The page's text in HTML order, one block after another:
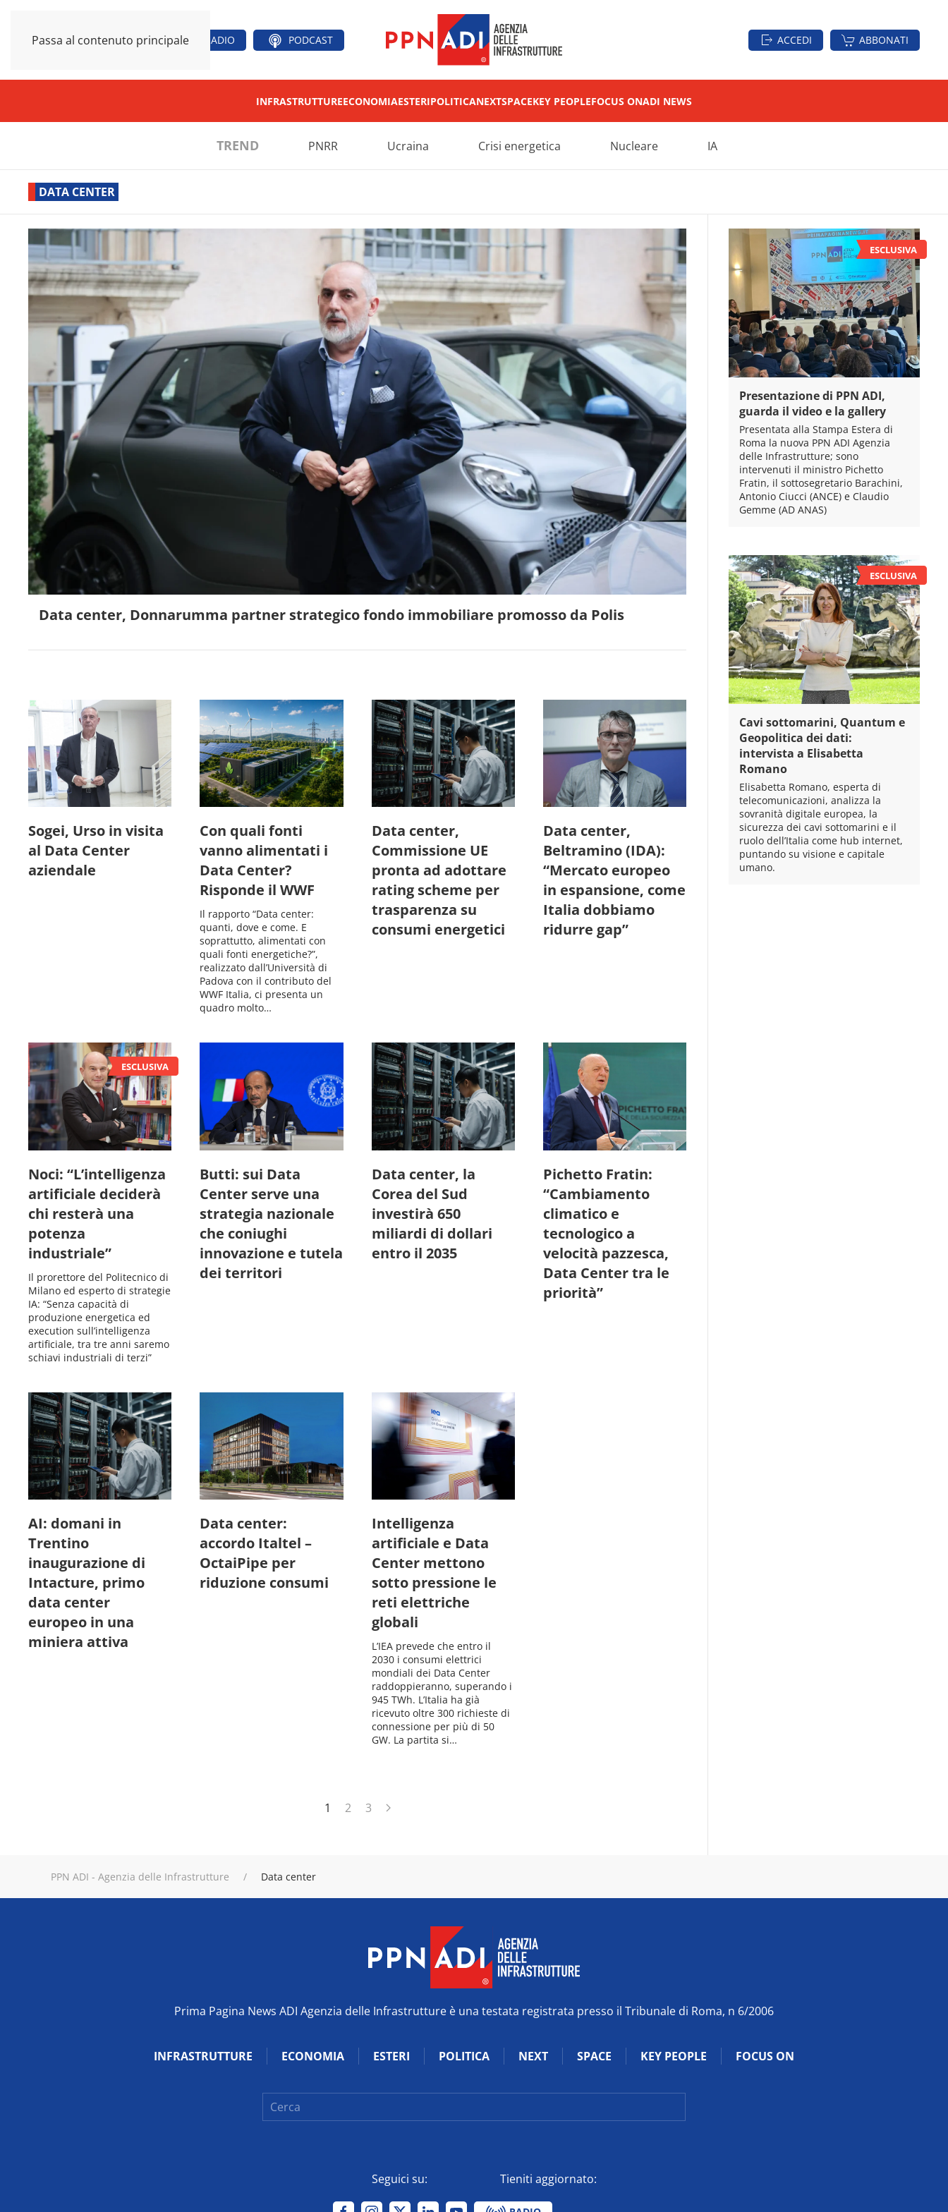
Passa al contenuto principale RADIO PODCAST ACCEDI ABBONATI
INFRASTRUTTUREECONOMIAESTERIPOLITICANEXTSPACEKEY PEOPLEFOCUS ONADI NEWS
TREND PNRR Ucraina Crisi energetica Nucleare IA
DATA CENTER
Data center, Donnarumma partner strategico fondo immobiliare promosso da Polis
Sogei, Urso in visita
al Data Center
aziendale
Con quali fonti
vanno alimentati i
Data Center?
Risponde il WWF
Il rapporto “Data center:
quanti, dove e come. E
soprattutto, alimentati con
quali fonti energetiche?”,
realizzato dall’Università di
Padova con il contributo del
WWF Italia, ci presenta un
quadro molto…
Data center,
Commissione UE
pronta ad adottare
rating scheme per
trasparenza su
consumi energetici
Data center,
Beltramino (IDA):
“Mercato europeo
in espansione, come
Italia dobbiamo
ridurre gap”
Noci: “L’intelligenza
artificiale deciderà
chi resterà una
potenza
industriale”
Il prorettore del Politecnico di
Milano ed esperto di strategie
IA: “Senza capacità di
produzione energetica ed
execution sull’intelligenza
artificiale, tra tre anni saremo
schiavi industriali di terzi”
Butti: sui Data
Center serve una
strategia nazionale
che coniughi
innovazione e tutela
dei territori
Data center, la
Corea del Sud
investirà 650
miliardi di dollari
entro il 2035
Pichetto Fratin:
“Cambiamento
climatico e
tecnologico a
velocità pazzesca,
Data Center tra le
priorità”
AI: domani in
Trentino
inaugurazione di
Intacture, primo
data center
europeo in una
miniera attiva
Data center:
accordo Italtel –
OctaiPipe per
riduzione consumi
Intelligenza
artificiale e Data
Center mettono
sotto pressione le
reti elettriche
globali
L’IEA prevede che entro il
2030 i consumi elettrici
mondiali dei Data Center
raddoppieranno, superando i
945 TWh. L’Italia ha già
ricevuto oltre 300 richieste di
connessione per più di 50
GW. La partita si…
1 2 3
Presentazione di PPN ADI,
guarda il video e la gallery
Presentata alla Stampa Estera di
Roma la nuova PPN ADI Agenzia
delle Infrastrutture; sono
intervenuti il ministro Pichetto
Fratin, il sottosegretario Barachini,
Antonio Ciucci (ANCE) e Claudio
Gemme (AD ANAS)
Cavi sottomarini, Quantum e
Geopolitica dei dati:
intervista a Elisabetta
Romano
Elisabetta Romano, esperta di
telecomunicazioni, analizza la
sovranità digitale europea, la
sicurezza dei cavi sottomarini e il
ruolo dell’Italia come hub internet,
puntando su visione e capitale
umano.
PPN ADI - Agenzia delle Infrastrutture Data center
Prima Pagina News ADI Agenzia delle Infrastrutture è una testata registrata presso il Tribunale di Roma, n 6/2006
INFRASTRUTTURE ECONOMIA ESTERI POLITICA NEXT SPACE KEY PEOPLE FOCUS ON
Seguici su: Tieniti aggiornato: